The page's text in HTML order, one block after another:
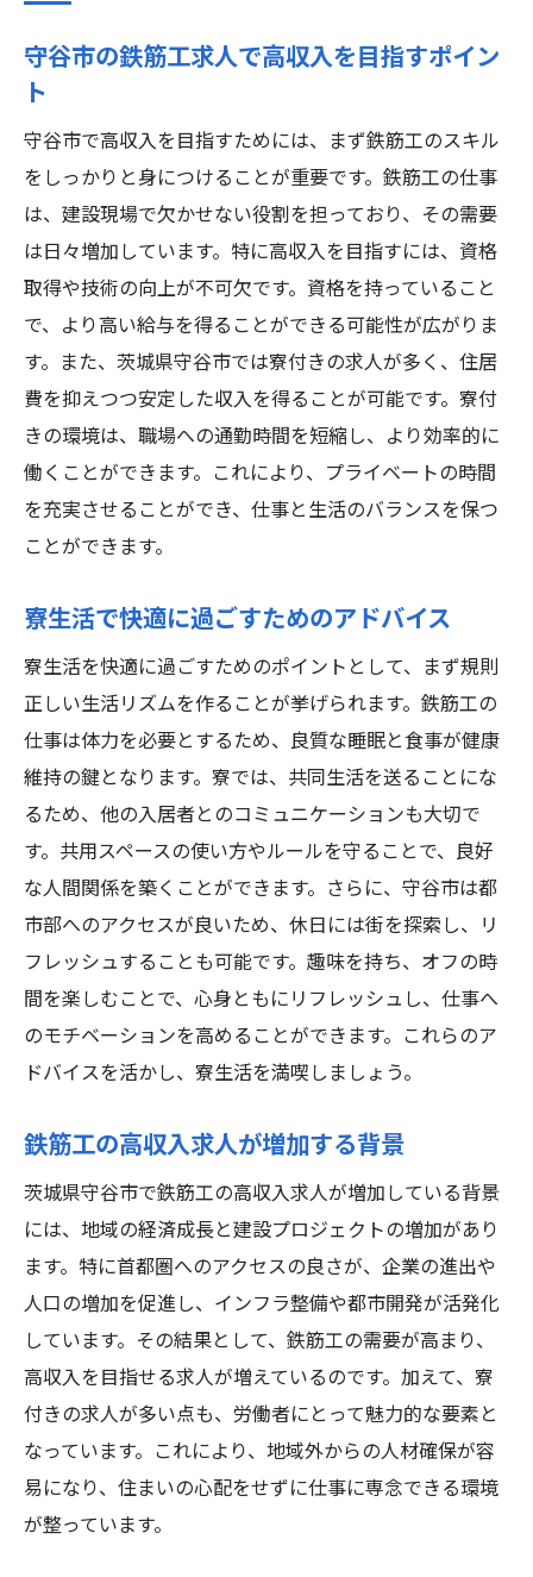
方法
を実現
鉄筋工としてのスキルアップの方法と高収
入
守谷市の寮付き求人で生活の質を向上
安定した高収入を得るための鉄筋工求人の
選び方
守谷市での求人市場の最新動向をチェック
鉄筋工の新しいキャリアパスを模索する
守谷市での寮生活が与える安定感
茨城県守谷市で始める鉄筋工キャリア寮付きで
安心の生活を
テップ
寮付き求人のメリットと選び方
茨城県で高収入を実現するための求人情報
守谷市の地域経済と求人の関係性
鉄筋工としての安定した暮らしを築く
守谷市の求人で生活を充実させる方法
寮付き高収入求人守谷市で鉄筋工としての生活
を変える
鉄筋工求人で得られる高収入の魅力
守谷市での寮付き求人の探し方ガイド
鉄筋工としての生活が変わるきっかけ
守谷市の鉄筋工求人が求める人材像
生活の基盤を整える寮付き求人の重要性
鉄筋工で高収入守谷市での寮付き求人の魅力を
探る
守谷市での鉄筋工求人の特徴とは
寮付き求人で得られる生活の安定感
高収入を得るための鉄筋工としての心得
守谷市の鉄筋工求人が提供する福利厚生
鉄筋工としてのキャリア展望を広げる
守谷市での生活環境と求人の関連性
守谷市での鉄筋工求人寮付きで充実した生活を
守谷市の鉄筋工求人で高収入を目指すポイン
ト
守谷市で高収入を目指すためには、まず鉄筋工のスキル
をしっかりと身につけることが重要です。鉄筋工の仕事
は、建設現場で欠かせない役割を担っており、その需要
は日々増加しています。特に高収入を目指すには、資格
取得や技術の向上が不可欠です。資格を持っていること
で、より高い給与を得ることができる可能性が広がりま
す。また、茨城県守谷市では寮付きの求人が多く、住居
費を抑えつつ安定した収入を得ることが可能です。寮付
きの環境は、職場への通勤時間を短縮し、より効率的に
働くことができます。これにより、プライベートの時間
を充実させることができ、仕事と生活のバランスを保つ
ことができます。
寮生活で快適に過ごすためのアドバイス
寮生活を快適に過ごすためのポイントとして、まず規則
正しい生活リズムを作ることが挙げられます。鉄筋工の
仕事は体力を必要とするため、良質な睡眠と食事が健康
維持の鍵となります。寮では、共同生活を送ることにな
るため、他の入居者とのコミュニケーションも大切で
す。共用スペースの使い方やルールを守ることで、良好
な人間関係を築くことができます。さらに、守谷市は都
市部へのアクセスが良いため、休日には街を探索し、リ
フレッシュすることも可能です。趣味を持ち、オフの時
間を楽しむことで、心身ともにリフレッシュし、仕事へ
のモチベーションを高めることができます。これらのア
ドバイスを活かし、寮生活を満喫しましょう。
鉄筋工の高収入求人が増加する背景
茨城県守谷市で鉄筋工の高収入求人が増加している背景
には、地域の経済成長と建設プロジェクトの増加があり
ます。特に首都圏へのアクセスの良さが、企業の進出や
人口の増加を促進し、インフラ整備や都市開発が活発化
しています。その結果として、鉄筋工の需要が高まり、
高収入を目指せる求人が増えているのです。加えて、寮
付きの求人が多い点も、労働者にとって魅力的な要素と
なっています。これにより、地域外からの人材確保が容
易になり、住まいの心配をせずに仕事に専念できる環境
が整っています。